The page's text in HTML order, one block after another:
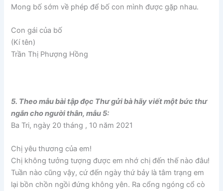
Mong bố sớm về phép để bố con mình được gặp nhau.
Con gái của bố
(Kí tên)
Trần Thị Phượng Hồng
5. Theo mẫu bài tập đọc Thư gửi bà hãy viết một bức thư
ngắn cho người thân, mẫu 5:
Ba Tri, ngày 20 tháng , 10 năm 2021
Chị yêu thương của em!
Chị không tưởng tượng được em nhớ chị đến thế nào đâu!
Tuần nào cũng vậy, cứ đến ngày thứ bảy là tâm trạng em
lại bồn chồn ngồi đứng không yên. Ra cổng ngóng cổ cò